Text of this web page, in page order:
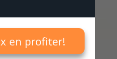
en profiter!